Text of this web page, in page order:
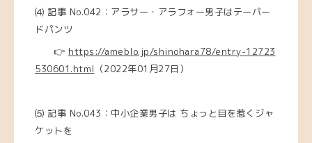
⑷ 記事 No.042：アラサー・アラフォー男子はテーパー
ドパンツ
👉 https://ameblo.jp/shinohara78/entry-12723
530601.html （2022年01月27日）
⑸ 記事 No.043：中小企業男子は ちょっと目を惹くジャ
ケットを